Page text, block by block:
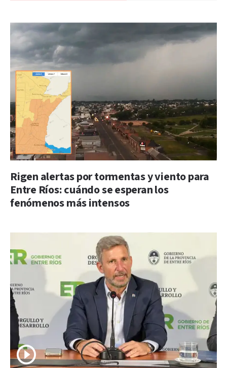
Rigen alertas por tormentas y viento para
Entre Ríos: cuándo se esperan los
fenómenos más intensos